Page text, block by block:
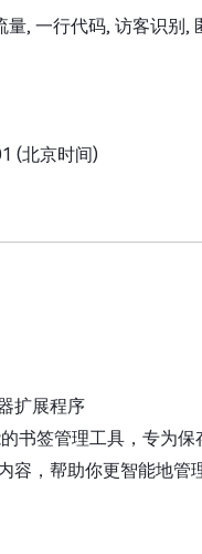
量, 一行代码, 访客识别
(北京时间)
扩展程序
书签管理工具，专为
容，帮助你更智能地管